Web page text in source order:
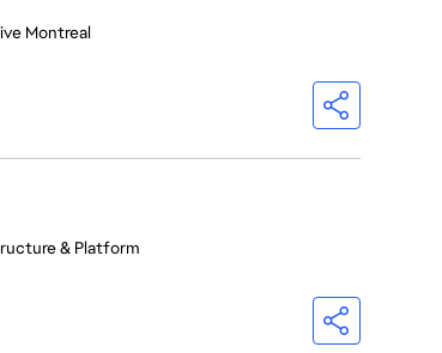
Montreal
& Platform